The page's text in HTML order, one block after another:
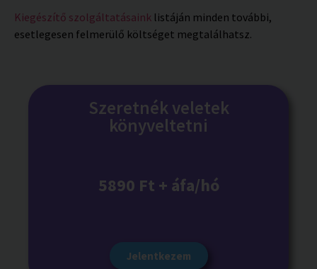
Kiegészítő szolgáltatásaink listáján minden további,
esetlegesen felmerülő költséget megtalálhatsz.
Szeretnék veletek
könyveltetni
5890 Ft + áfa/hó
Jelentkezem